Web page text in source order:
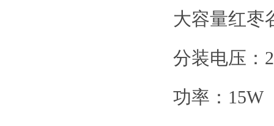
大容量红枣
分装电压：
功率：15W